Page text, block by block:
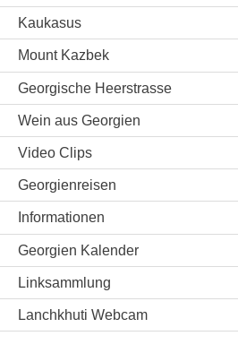
Kaukasus
Mount Kazbek
Georgische Heerstrasse
Wein aus Georgien
Video Clips
Georgienreisen
Informationen
Georgien Kalender
Linksammlung
Lanchkhuti Webcam